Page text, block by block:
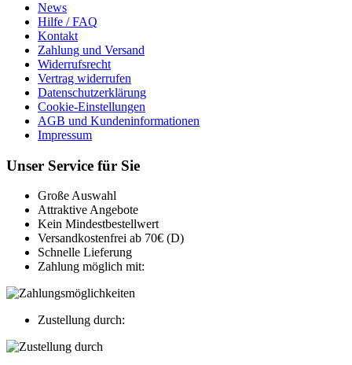
News
Hilfe / FAQ
Kontakt
Zahlung und Versand
Widerrufsrecht
Vertrag widerrufen
Datenschutzerklärung
Cookie-Einstellungen
AGB und Kundeninformationen
Impressum
Unser Service für Sie
Große Auswahl
Attraktive Angebote
Kein Mindestbestellwert
Versandkostenfrei ab 70€ (D)
Schnelle Lieferung
Zahlung möglich mit:
Zustellung durch: